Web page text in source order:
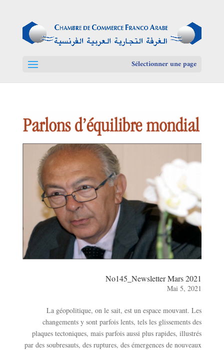
Sélectionner une page
No145_Newsletter Mars 2021
Mai 5, 2021
La géopolitique, on le sait, est un espace mouvant. Les
changements y sont parfois lents, tels les glissements des
plaques tectoniques, mais parfois aussi plus rapides, illustrés
par des soubresauts, des ruptures, des émergences de nouveaux